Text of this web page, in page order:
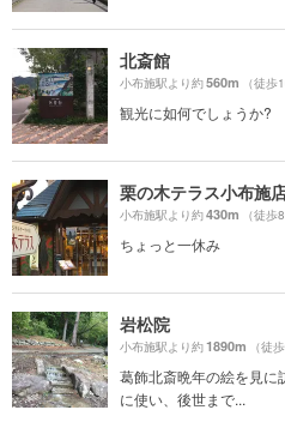
北斎館
小布施駅より約560m （徒歩
観光に如何でしょうか?
栗の木テラス小布施
小布施駅より約430m （徒歩
ちょっと一休み
岩松院
小布施駅より約1890m （徒
葛飾北斎晩年の絵を見に
に使い、後世まで...